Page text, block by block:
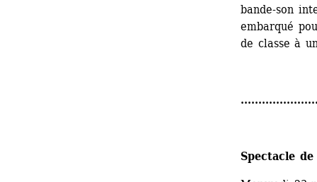
bande-son
embarqué
de classe à
Spectacle